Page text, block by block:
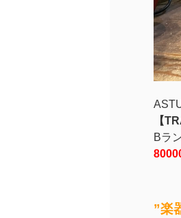
【
Bラ
”楽